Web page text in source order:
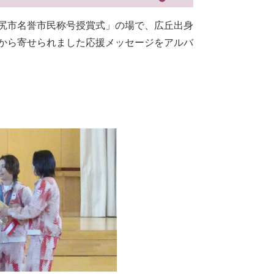
名誉市民称号授賞式」の場で、広丘出身
ら寄せられました応援メッセージをアルバ